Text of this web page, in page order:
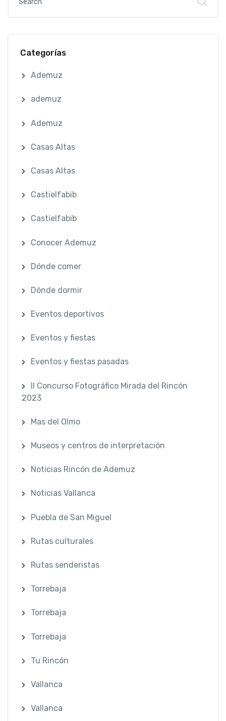
Categorías
Ademuz
ademuz
Ademuz
Casas Altas
Casas Altas
Castielfabib
Castielfabib
Conocer Ademuz
Dónde comer
Dónde dormir
Eventos deportivos
Eventos y fiestas
Eventos y fiestas pasadas
II Concurso Fotográfico Mirada del Rincón
2023
Mas del Olmo
Museos y centros de interpretación
Noticias Rincón de Ademuz
Noticias Vallanca
Puebla de San Miguel
Rutas culturales
Rutas senderistas
Torrebaja
Torrebaja
Torrebaja
Tu Rincón
Vallanca
Vallanca